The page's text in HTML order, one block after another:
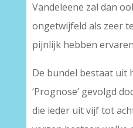
Vandeleene zal dan
ongetwijfeld als zeer
pijnlijk hebben
De bundel bestaat uit
‘Prognose’ gevolgd
die ieder uit vijf tot